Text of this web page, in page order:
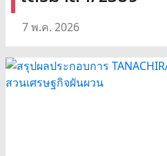
7 พ.ค. 2026